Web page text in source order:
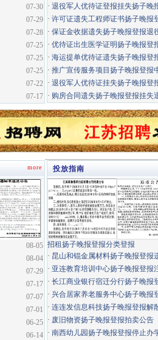
· 退役军人优待证登报挂失扬子晚
· 许可证遗失工程师证书扬子晚报
· 保证金收据遗失扬子晚报登报退
· 优待证出生医学证明扬子晚报登
· 海运提单优待证遗失扬子晚报登
· 推广宣传服务项目扬子晚报登报
· 退役军人优待证挂失扬子晚报登
· 购房合同遗失扬子晚报登报挂失
07-30
07-29
07-28
07-25
07-25
07-25
07-22
07-17
投放指南
招租扬子晚报登报分类登报
· 昆山和锟金属材料扬子晚报登报
· 亚连教育培训中心扬子晚报登报
· 长江商业银行宿迁分行扬子晚报
· 兴合居家养老服务中心扬子晚报
· 连连发信息科技扬子晚报登报解
· 废旧物资扬子晚报登报拍卖公告
· 南西幼儿园扬子晚报登报停止办
more
08-05
08-04
07-29
07-17
07-07
07-01
06-25
06-14